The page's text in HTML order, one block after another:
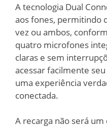
A tecnologia Dual
aos fones, permitindo
vez ou ambos,
quatro microfones
claras e sem
acessar facilmente
uma experiência
conectada.
A recarga não será